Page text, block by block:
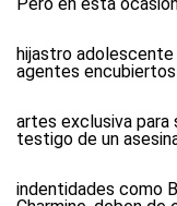
hijastro
agentes encubiertos
artes exclusiva para
testigo de un
indentidades como